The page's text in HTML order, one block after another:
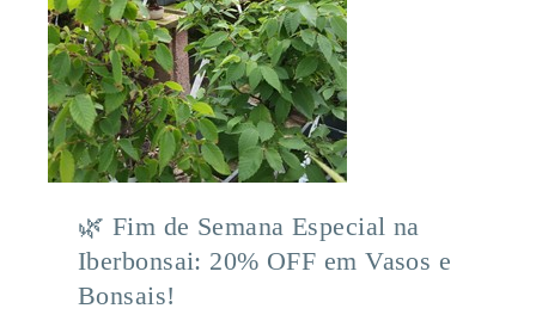
🌿 Fim de Semana Especial na
Iberbonsai: 20% OFF em Vasos e
Bonsais!